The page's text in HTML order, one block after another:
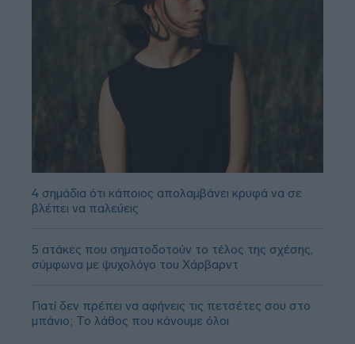
4 σημάδια ότι κάποιος απολαμβάνει κρυφά να σε
βλέπει να παλεύεις
5 ατάκες που σηματοδοτούν το τέλος της σχέσης,
σύμφωνα με ψυχολόγο του Χάρβαρντ
Γιατί δεν πρέπει να αφήνεις τις πετσέτες σου στο
μπάνιο; Το λάθος που κάνουμε όλοι